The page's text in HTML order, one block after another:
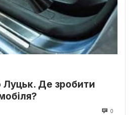
Луцьк. Де зробити
0